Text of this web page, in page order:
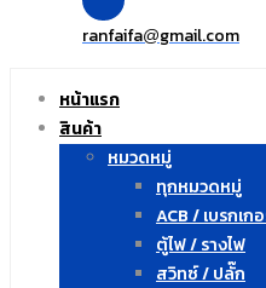
ranfaifa@gmail.com
หน้าแรก
สินค้า
หมวดหมู่
ทุกหมวดหมู่
ACB / เบรกเก
ตู้ไฟ / รางไฟ
สวิทซ์ / ปลั๊ก